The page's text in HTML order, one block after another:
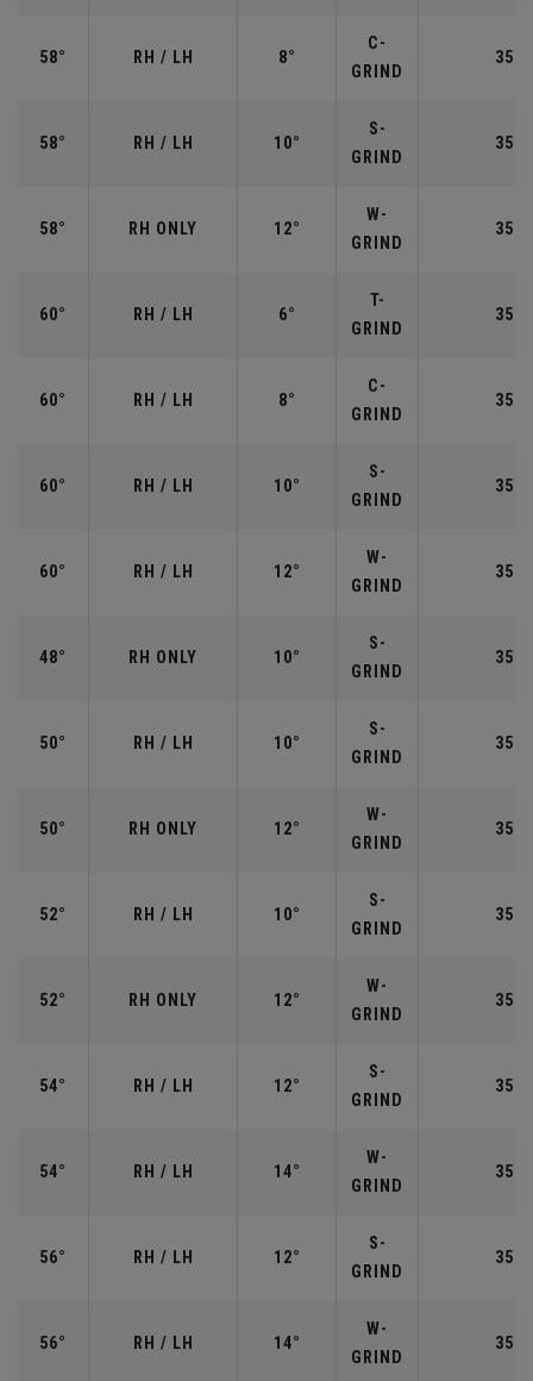
58° RH / LH 8°
C-
GRIND
58° RH / LH 10°
S-
GRIND
58° RH ONLY 12°
W-
GRIND
60° RH / LH 6°
T-
GRIND
60° RH / LH 8°
C-
GRIND
60° RH / LH 10°
S-
GRIND
60° RH / LH 12°
W-
GRIND
48° RH ONLY 10°
S-
GRIND
50° RH / LH 10°
S-
GRIND
50° RH ONLY 12°
W-
GRIND
52° RH / LH 10°
S-
GRIND
52° RH ONLY 12°
W-
GRIND
54° RH / LH 12°
S-
GRIND
54° RH / LH 14°
W-
GRIND
56° RH / LH 12°
S-
GRIND
56° RH / LH 14°
W-
GRIND